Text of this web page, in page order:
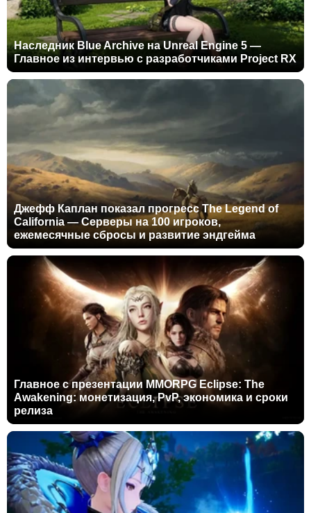
Наследник Blue Archive на Unreal Engine 5 —
Главное из интервью с разработчиками Project RX
Джефф Каплан показал прогресс The Legend of
California — Серверы на 100 игроков,
ежемесячные сбросы и развитие эндгейма
Главное с презентации MMORPG Eclipse: The
Awakening: монетизация, PvP, экономика и сроки
релиза